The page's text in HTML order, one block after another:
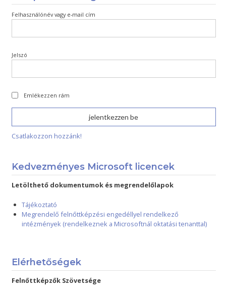
Felhasználónév vagy e-mail cím
Jelszó
Emlékezzen rám
Csatlakozzon hozzánk!
Kedvezményes Microsoft licencek
Letölthető dokumentumok és megrendelőlapok
Tájékoztató
Megrendelő felnőttképzési engedéllyel rendelkező
intézmények (rendelkeznek a Microsoftnál oktatási tenanttal)
Elérhetőségek
Felnőttképzők Szövetsége